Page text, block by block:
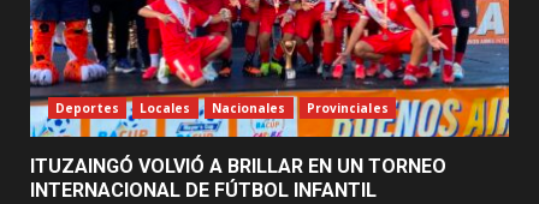
Deportes Locales Nacionales Provinciales
ITUZAINGÓ VOLVIÓ A BRILLAR EN UN TORNEO
INTERNACIONAL DE FÚTBOL INFANTIL